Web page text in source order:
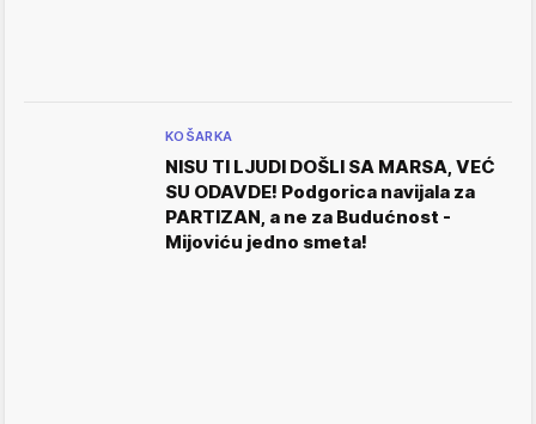
KOŠARKA
NISU TI LJUDI DOŠLI SA MARSA, VEĆ
SU ODAVDE! Podgorica navijala za
PARTIZAN, a ne za Budućnost -
Mijoviću jedno smeta!